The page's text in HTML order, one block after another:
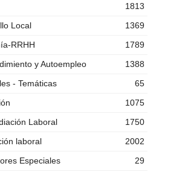
1813
Local
1369
RRHH
1789
y Autoempleo
1388
- Temáticas
65
1075
Laboral
1750
laboral
2002
Especiales
29